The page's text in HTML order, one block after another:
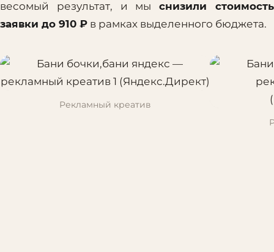
весомый результат, и мыснизили стоимость
заявки до 910 ₽ в рамках выделенного бюджета.
Рекламный креатив